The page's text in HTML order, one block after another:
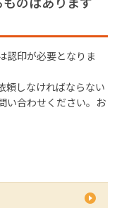
認印が必要となりま
頼しなければならない
い合わせください。お